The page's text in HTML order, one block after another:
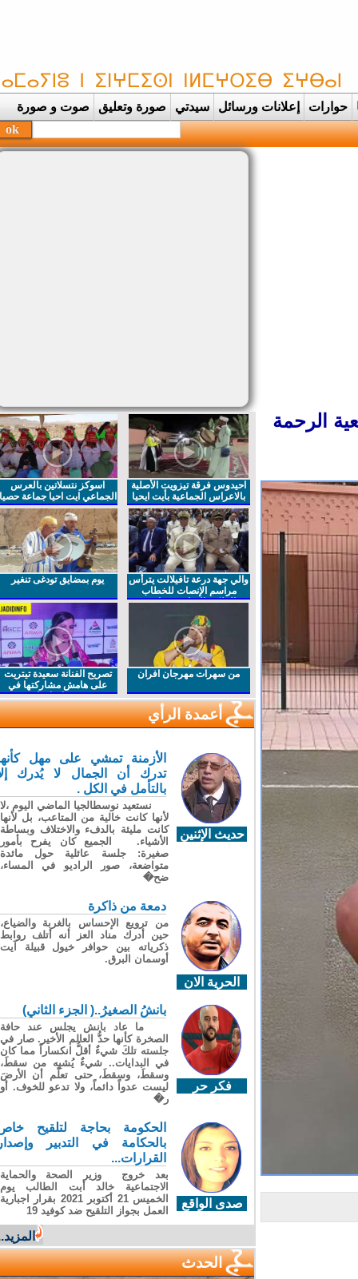
حوارات إعلانات ورسائل سيدتي صورة وتعليق صوت و صورة
الرحمة
احيدوس فرقة تيزويت الأصلية
بالاعراس الجماعية بأيت ايحيا
اسوكز نتسلاتين بالعرس
الجماعي ايت احيا جماعة حصيا
والي جهة درعة تافيلالت يترأس
مراسم الإنصات للخطاب
الملكي السامي بمناسبة
يوم بمضايق تودغى تنغير
من سهرات مهرجان افران
تصريح الفنانة سعيدة تيتريت
على هامش مشاركتها في
مهرجان افران
أعمدة الرأي
حديث الإثنين
الأزمنة تمشي على مهل كأنها
تدرك أن الجمال لا يُدرك إلا
بالتأمل في الكل .
نستعيد نوسطالجيا الماضي اليوم ،لا
لأنها كانت خالية من المتاعب، بل لأنها
كانت مليئة بالدفء والاختلاف وبساطة
الأشياء. الجميع كان يفرح بأمور
صغيرة: جلسة عائلية حول مائدة
متواضعة، صور الراديو في المساء،
ضح�
الحرية الان
دمعة من ذاكرة
من ترويع الإحساس بالغربة والضياع،
حين أدرك مناد العز أنه أتلف روابط
ذكرياته بين حوافر خيول قبيلة آيت
أوسمان البرق.
فكر حر
بانشُ الصغيرُ..( الجزء الثاني)
ما عاد بانش يجلس عند حافة
الصخرة كأنها حدُّ العالم الأخير. صار في
جلسته تلكَ شيءٌ أقلُّ انكساراً مما كان
في البدايات.. شيءٌ يُشبِه من سقطَ،
وسقطَ، وسقطَ، حتى تعلّم أن الأرضَ
ليست عدواً دائماً، ولا تدعو للخوف. أو
ر�
صدى الواقع
الحكومة بحاجة لتلقيح خاص
بالحكامة في التدبير وإصدار
القرارات...
بعد خروج وزير الصحة والحماية
الاجتماعية خالد أبت الطالب يوم
الخميس 21 أكتوبر 2021 بقرار اجبارية
العمل بجواز التلقيح ضد كوفيد 19
المزيد...
الحدث